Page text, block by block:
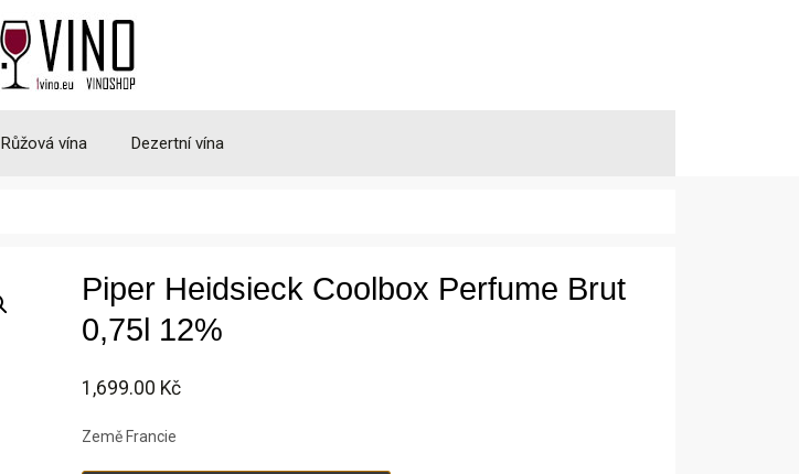
Růžová vína Dezertní vína
Piper Heidsieck Coolbox Perfume Brut
0,75l 12%
1,699.00 Kč
Země Francie